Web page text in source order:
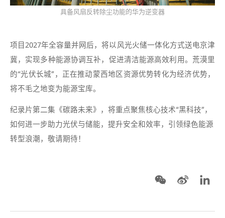
具备风扇反转除尘功能的华为逆变器
项目2027年全容量并网后，将以风光火储一体化方式送电京津
冀，实现多种能源协调互补，促进清洁能源高效利用。荒漠里
的“光伏长城”，正在推动蒙西地区资源优势转化为经济优势，
将不毛之地变为能源宝库。
纪录片第二集《碳路未来》，将重点聚焦核心技术“黑科技”，
如何进一步助力光伏与储能，提升安全和效率，引领绿色能源
转型浪潮，敬请期待！